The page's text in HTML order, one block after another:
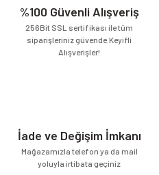
%100 Güvenli Alışveriş
256Bit SSL sertifikası ile tüm
siparişleriniz güvende.Keyifli
Alışverişler!
İade ve Değişim İmkanı
Mağazamızla telefon ya da mail
yoluyla irtibata geçiniz